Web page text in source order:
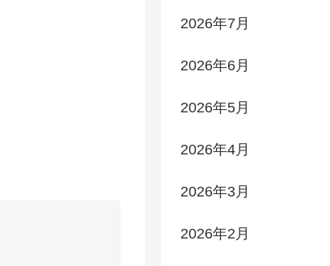
2026年7月
2026年6月
2026年5月
2026年4月
2026年3月
2026年2月